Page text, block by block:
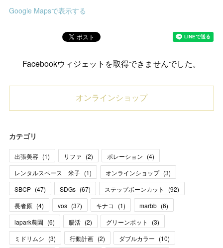
Google Mapsで表示する
Facebookウィジェットを取得できませんでした。
オンラインショップ
カテゴリ
出張美容 (1) リファ (2) ポレーション (4)
レンタルスペース 米子 (1) オンラインショップ (3)
SBCP (47) SDGs (67) ステップボーンカット (92)
長者原 (4) vos (37) キナコ (1) marbb (6)
lapark農園 (6) 腸活 (2) グリーンポット (3)
ミドリムシ (3) 行動計画 (2) ダブルカラー (10)